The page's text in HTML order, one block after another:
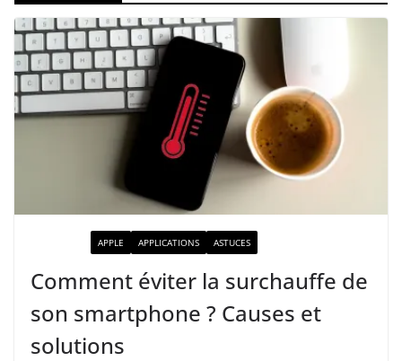
APPLE APPLICATIONS ASTUCES
Comment éviter la surchauffe de
son smartphone ? Causes et
solutions